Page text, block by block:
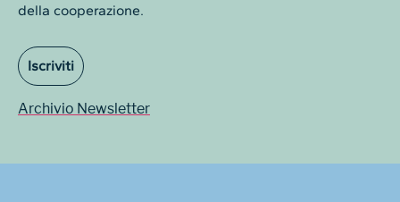
della cooperazione.
Iscriviti
Archivio Newsletter